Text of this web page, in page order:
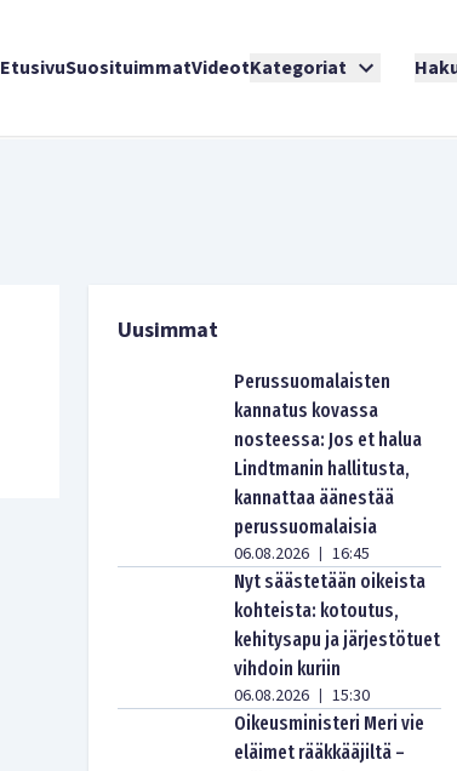
EtusivuSuosituimmatVideotKategoriat
Uusimmat
Perussuomalaisten
kannatus kovassa
nosteessa: Jos et halua
Lindtmanin hallitusta,
kannattaa äänestää
perussuomalaisia
06.08.2026 | 16:45
Nyt säästetään oikeista
kohteista: kotoutus,
kehitysapu ja järjestötuet
vihdoin kuriin
06.08.2026 | 15:30
Oikeusministeri Meri vie
eläimet rääkkääjiltä –